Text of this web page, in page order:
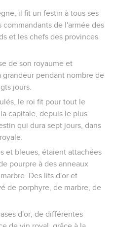
il fit un festin à tous ses
commandants de l'armée des
et les chefs des provinces
de son royaume et
pendant nombre de
jours.
le roi fit pour tout le
capitale, depuis le plus
qui dura sept jours, dans
et bleues, étaient attachées
pourpre à des anneaux
Des lits d'or et
de porphyre, de marbre, de
d'or, de différentes